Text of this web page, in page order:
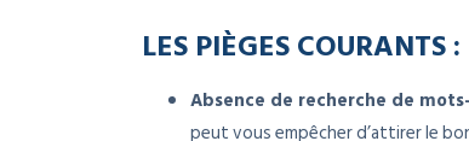
LES PIÈGES COURANTS :
Absence de recherche de
peut vous empêcher d’attirer le